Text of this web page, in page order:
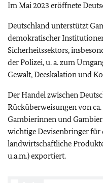
Im Mai 2023 eröffnete
Deutschland unterstützt
demokratischer
Sicherheitssektors,
der Polizei, u. a. zum
Gewalt, Deeskalation und
Der Handel zwischen
Rücküberweisungen von ca.
Gambierinnen und
wichtige Devisenbringer für
landwirtschaftliche
u.a.m.) exportiert.